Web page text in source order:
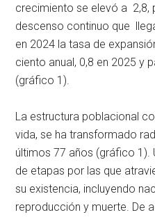
crecimiento se elevó a 2,8,
descenso continuo que
en 2024 la tasa de
ciento anual, 0,8 en 2025 y
(gráfico 1).
La estructura poblacional
vida, se ha transformado
últimos 77 años (gráfico 1).
de etapas por las que
su existencia, incluyendo
reproducción y muerte. De